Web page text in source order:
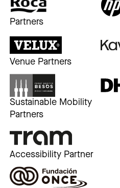
Partners
Venue Partners
Sustainable Mobility
Partners
Accessibility Partner